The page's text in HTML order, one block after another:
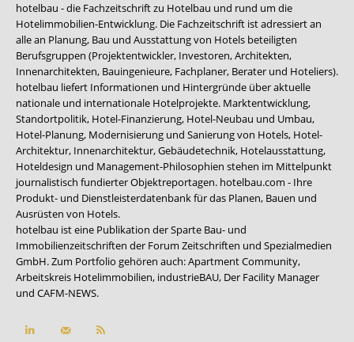
hotelbau - die Fachzeitschrift zu Hotelbau und rund um die
Hotelimmobilien-Entwicklung. Die Fachzeitschrift ist adressiert an
alle an Planung, Bau und Ausstattung von Hotels beteiligten
Berufsgruppen (Projektentwickler, Investoren, Architekten,
Innenarchitekten, Bauingenieure, Fachplaner, Berater und Hoteliers).
hotelbau liefert Informationen und Hintergründe über aktuelle
nationale und internationale Hotelprojekte. Marktentwicklung,
Standortpolitik, Hotel-Finanzierung, Hotel-Neubau und Umbau,
Hotel-Planung, Modernisierung und Sanierung von Hotels, Hotel-
Architektur, Innenarchitektur, Gebäudetechnik, Hotelausstattung,
Hoteldesign und Management-Philosophien stehen im Mittelpunkt
journalistisch fundierter Objektreportagen. hotelbau.com - Ihre
Produkt- und Dienstleisterdatenbank für das Planen, Bauen und
Ausrüsten von Hotels.
hotelbau ist eine Publikation der Sparte Bau- und
Immobilienzeitschriften der Forum Zeitschriften und Spezialmedien
GmbH. Zum Portfolio gehören auch:Apartment Community,
Arbeitskreis Hotelimmobilien, industrieBAU, Der Facility Manager
und CAFM-NEWS.